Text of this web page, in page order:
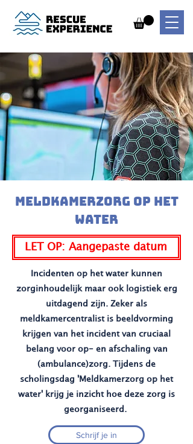
MEldkamerzorg op het
water
LET OP: Aangepaste datum
Incidenten op het water kunnen
zorginhoudelijk maar ook logistiek erg
uitdagend zijn. Zeker als
meldkamercentralist is beeldvorming
krijgen van het incident van cruciaal
belang voor op- en afschaling van
(ambulance)zorg. Tijdens de
scholingsdag 'Meldkamerzorg op het
water' krijg je inzicht hoe deze zorg is
georganiseerd.
Schrijf je in